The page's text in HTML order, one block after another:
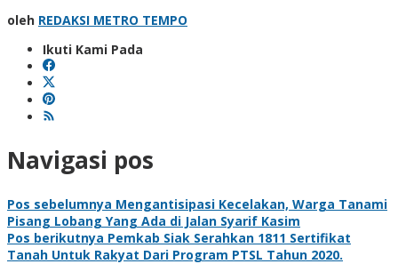
oleh REDAKSI METRO TEMPO
Ikuti Kami Pada
Navigasi pos
Pos sebelumnya Mengantisipasi Kecelakan, Warga Tanami
Pisang Lobang Yang Ada di Jalan Syarif Kasim
Pos berikutnya Pemkab Siak Serahkan 1811 Sertifikat
Tanah Untuk Rakyat Dari Program PTSL Tahun 2020.